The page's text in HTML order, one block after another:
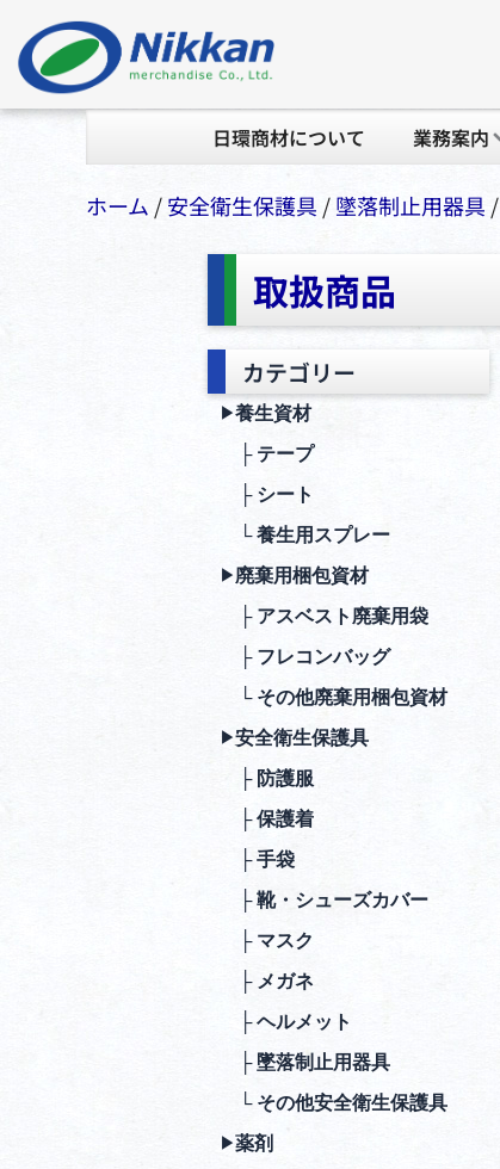
日環商材について 業務案内
ホーム /安全衛⽣保護具 /墜落制⽌⽤器具 /
取扱商品
カテゴリー
▶︎養生資材
├ テープ
├ シート
└ 養生用スプレー
▶︎廃棄⽤梱包資材
├ アスベスト廃棄用袋
├ フレコンバッグ
└ その他廃棄用梱包資材
▶︎安全衛⽣保護具
├ 防護服
├ 保護着
├ ⼿袋
├ 靴・シューズカバー
├ マスク
├ メガネ
├ ヘルメット
├ 墜落制⽌⽤器具
└ その他安全衛⽣保護具
▶︎薬剤